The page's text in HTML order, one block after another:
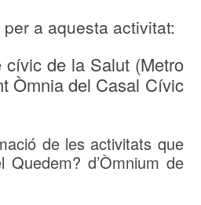
a aquesta activitat:
cívic de la Salut (Metro
Òmnia del Casal Cívic
de les activitats que
d’Òmnium de